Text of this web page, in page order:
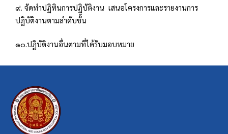
๙. จัดทำปฏิทินการปฏิบัติงาน เสนอโครงการและรายงานการ
ปฏิบัติงานตามลำดับขั้น
๑๐.ปฏิบัติงานอื่นตามที่ได้รับมอบหมาย